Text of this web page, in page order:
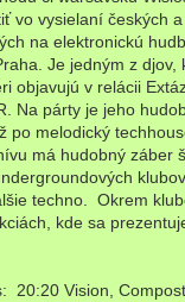
vo vysielaní českých
na elektronickú
Je jedným z
objavujú v relácii
Na párty je jeho
po melodický
má hudobný záber
techno. Okrem
kde sa
20:20 Vision,